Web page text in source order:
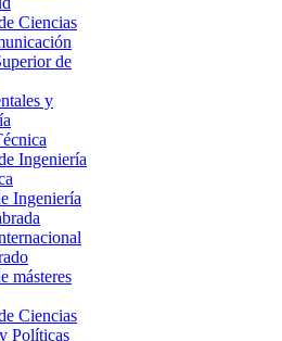
Ciencias
de
y
Ingeniería
Ingeniería
másteres
Ciencias
Políticas